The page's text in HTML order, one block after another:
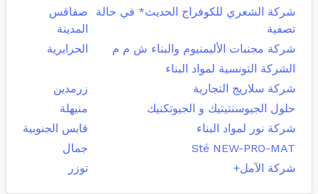
شركة الشعري للكوفراج الحديث* في حالة
تصفية
صفاقس
المدينة
شركة مجنبات الأليمنيوم والبناء ش م م
الحرايرية
الشركة التونسية لمواد البناء
شركة سلاريج التجارية
زرمدين
حلول الجيوسنتيتيك و الجيوتكنيك
منيهلة
شركة نور لمواد البناء
قابس الجنوبية
Sté NEW-PRO-MAT
جمال
شركة الآمل+
توزر